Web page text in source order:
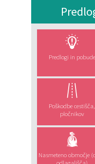
Predlogi in pobude
Poškodbe cestišča,
pločnikov
Nasmeteno območje